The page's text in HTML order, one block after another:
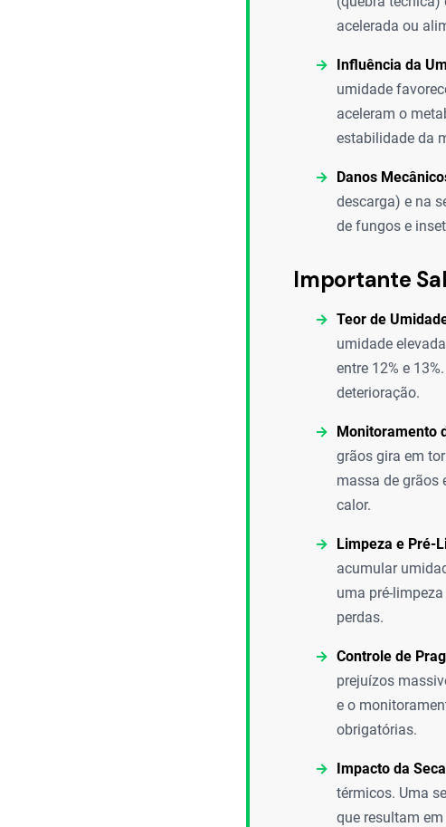
acelerada ou
Influência da
umidade
aceleram o
estabilidade da
Danos
descarga) e na
de fungos e
Importante
Teor de
umidade
entre 12% e
deterioração.
Monitoramento
grãos gira em
massa de grãos
calor.
Limpeza e Pré-
acumular
uma pré-
perdas.
Controle de
prejuízos
e o
obrigatórias.
Impacto da
térmicos. Uma
que resultam